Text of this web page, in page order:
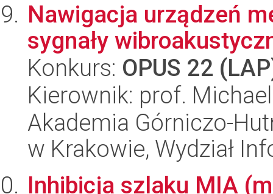
Nawigacja urządzeń
sygnały
Konkurs: OPUS 22
Kierownik: prof.
Akademia Górniczo-
w Krakowie, Wydział
Inhibicja szlaku MIA